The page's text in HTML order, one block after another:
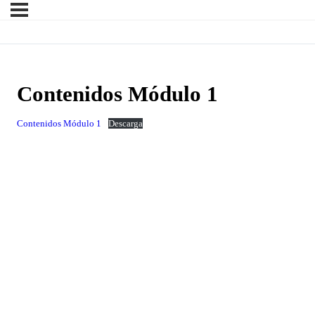
Contenidos Módulo 1
Contenidos Módulo 1 Descarga